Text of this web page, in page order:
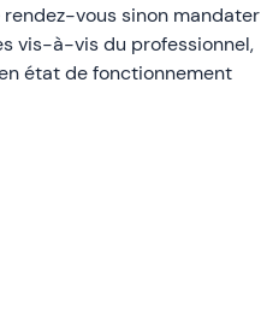
rendez-vous sinon mandater
vis-à-vis du professionnel,
état de fonctionnement